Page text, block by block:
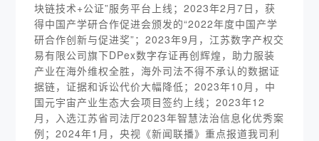
块链技术+公证”服务平台上线；2023年2月7日，获
得中国产学研合作促进会颁发的“2022年度中国产学
研合作创新与促进奖”；2023年9月，江苏数字产权交
易有限公司旗下DPex数字存证再创辉煌，助力服装
产业在海外维权全胜，海外司法不得不承认的数据证
据链，证据和诉讼代价大幅降低；2023年10月，中
国元宇宙产业生态大会项目签约上线；2023年12
月，入选江苏省司法厅2023年智慧法治信息化优秀案
例；2024年1月，央视《新闻联播》重点报道我司利